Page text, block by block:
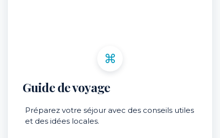
⌘
Guide de voyage
Préparez votre séjour avec des conseils utiles
et des idées locales.